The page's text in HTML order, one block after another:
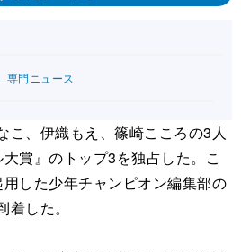
専門ニュース
こ、伊織もえ、篠崎こころの3人
賞』のトップ3を独占した。こ
した少年チャンピオン編集部の
した。